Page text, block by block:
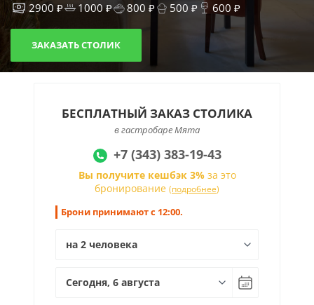
2900 ₽ 1000 ₽ 800 ₽ 500 ₽ 600 ₽
ЗАКАЗАТЬ СТОЛИК
БЕСПЛАТНЫЙ ЗАКАЗ СТОЛИКА
в гастробаре Мята
+7 (343) 383-19-43
Вы получите кешбэк 3% за это
бронирование (подробнее)
Брони принимают с 12:00.